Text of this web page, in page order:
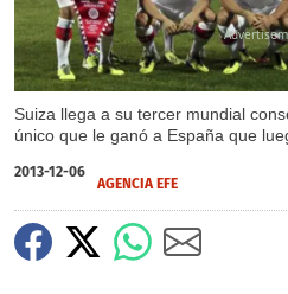
Suiza llega a su tercer mundial
único que le ganó a España que
2013-12-06
AGENCIA EFE